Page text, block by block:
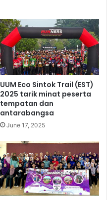
UUM Eco Sintok Trail (EST)
2025 tarik minat peserta
tempatan dan
antarabangsa
June 17, 2025